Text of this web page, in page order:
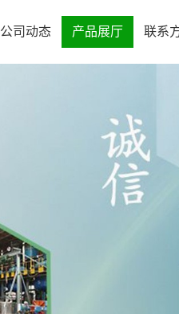
公司动态 产品展厅 联系